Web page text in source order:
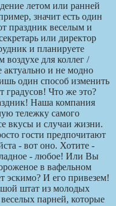
летом или ранней
значит есть один
праздник веселым и
или директор
и планируете
для коллег /
и не модно
один способ изменить
градусов! Что же это?
Наша компания
тележку самого
вкусы и случаи жизни.
гости предпочитают
- вот оно. Хотите -
- любое! Или Вы
в вафельном
эскимо? И его привезем!
штат из молодых
парней, которые